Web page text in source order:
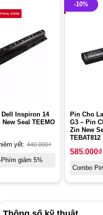
Inspiron 14
Seal TEEMO
yết: 440.000₫
giảm 5%
-10%
Pin Cho
G3 – Pin
Zin New
TEBAT812
585.000₫
Combo